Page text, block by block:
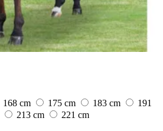
168 cm 175 cm 183 cm
191
213 cm
221 cm